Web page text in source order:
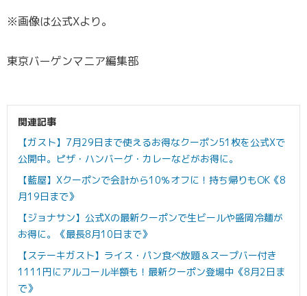
※画像は公式Xより。
東京バーゲンマニア編集部
関連記事
【ガスト】7月29日まで使えるお得なクーポン51枚を公式Xで
公開中。ピザ・ハンバーグ・カレーなどがお得に。
【藍屋】Xクーポンで会計から10％オフに！持ち帰りもOK《8
月19日まで》
【ジョナサン】公式Xの最新クーポンで生ビールや盛岡冷麺が
お得に。《最長8月10日まで》
【ステーキガスト】ライス・パン食べ放題＆スープバー付き
1111円にアルコール半額も！最新クーポン登場中《8月2日ま
で》